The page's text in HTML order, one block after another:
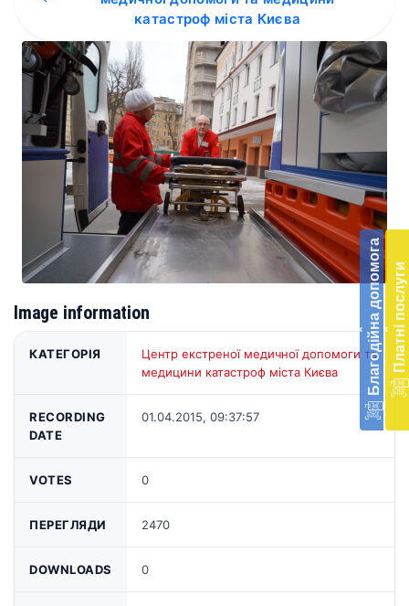
‹ Благодійна допомога ‹ Платні послуги
катастроф міста Києва
Image information
КАТЕГОРІЯ
Центр екстреної медичної допомоги та
медицини катастроф міста Києва
RECORDING
DATE
01.04.2015, 09:37:57
VOTES 0
ПЕРЕГЛЯДИ 2470
DOWNLOADS 0